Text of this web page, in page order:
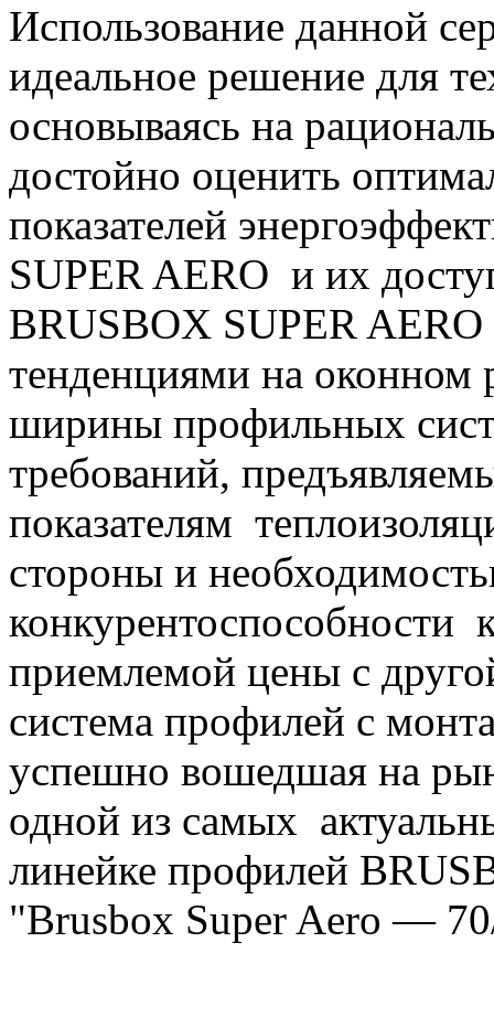
Использование данной
идеальное решение для
основываясь на
достойно оценить
показателей
SUPER AERO и их
BRUSBOX SUPER
тенденциями на
ширины профильных
требований,
показателям
стороны и
конкурентоспособности
приемлемой цены с
система профилей с
успешно вошедшая на
одной из самых
линейке профилей
"Brusbox Super Aero —